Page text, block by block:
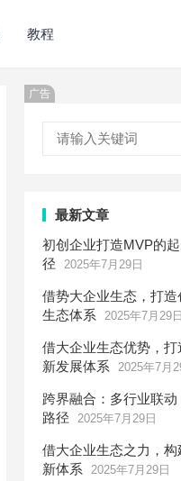
教程
广告
最新文章
初创企业打造MVP的
径
2025年7月29日
借势大企业生态，打
生态体系
2025年7月29日
借大企业生态优势，打
新发展体系
2025年7月
跨界融合：多行业联
路径
2025年7月29日
借大企业生态之力，
新体系
2025年7月29日